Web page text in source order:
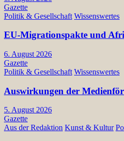
Gazette
Politik & Gesellschaft Wissenswertes
EU-Migrationspakte und
6. August 2026
Gazette
Politik & Gesellschaft Wissenswertes
Auswirkungen der
5. August 2026
Gazette
Aus der Redaktion Kunst & Kultur